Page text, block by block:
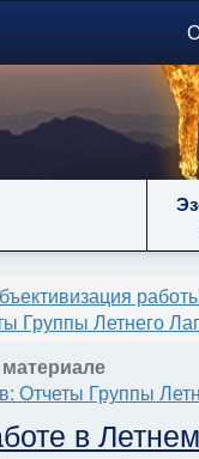
Группы Летнего
Отчеты Группы
в